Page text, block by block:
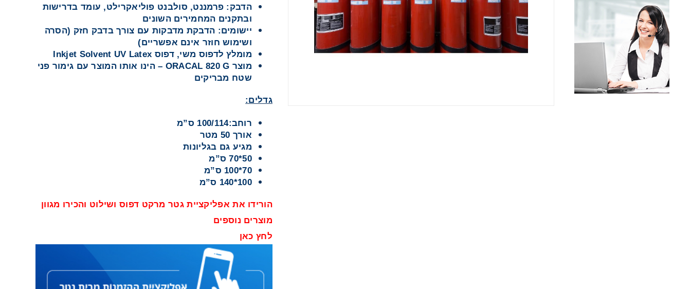
הדבק: פרמננט, סולבנט פוליאקרילט, עומד בדרישות
ובתקנים המחמירים השונים
יישומים: הדבקת מדבקות עם צורך בדבק חזק (הסרה
ושימוש חוזר אינם אפשריים)
מומלץ לדפוס משי, דפוס Inkjet Solvent UV Latex
מוצר ORACAL 820 G – הינו אותו המוצר עם גימור פני
שטח מבריקים
גדלים:
רוחב:100/114 ס”מ
אורך 50 מטר
מגיע גם בגליונות
50*70 ס”מ
70*100 ס”מ
100*140 ס”מ
הורידו את אפליקציית גטר מרקט דפוס ושילוט והכירו מגוון
מוצרים נוספים
לחץ כאן
אני מאשר קבלת חומרים פרסומים מגטר
מעונין לקבל הצעת מחיר או מידע עבור: